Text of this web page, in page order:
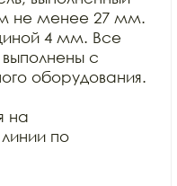
не менее 27 мм.
4 мм. Все
с
оборудования.
на
по